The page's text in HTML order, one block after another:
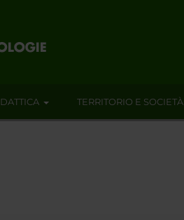
TERRITORIO E SOCIETÀ